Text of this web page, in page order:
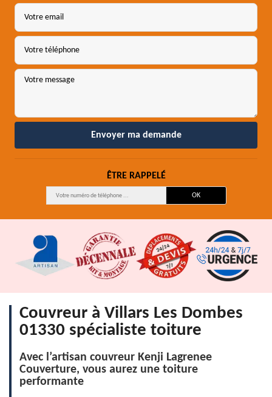
ÊTRE RAPPELÉ
Couvreur à Villars Les Dombes
01330 spécialiste toiture
Avec l’artisan couvreur Kenji Lagrenee
Couverture, vous aurez une toiture
performante